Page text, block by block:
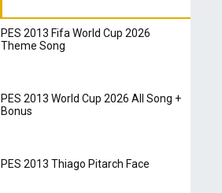
PES 2013 Fifa World Cup 2026
Theme Song
PES 2013 World Cup 2026 All Song +
Bonus
PES 2013 Thiago Pitarch Face